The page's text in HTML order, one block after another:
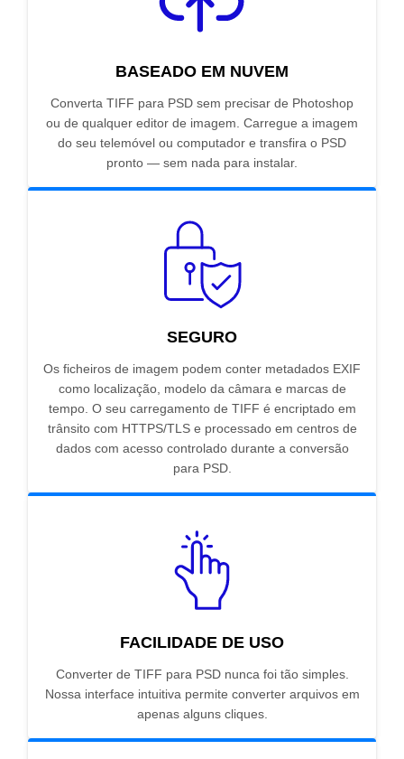
BASEADO EM NUVEM
Converta TIFF para PSD sem precisar de Photoshop
ou de qualquer editor de imagem. Carregue a imagem
do seu telemóvel ou computador e transfira o PSD
pronto — sem nada para instalar.
SEGURO
Os ficheiros de imagem podem conter metadados EXIF
como localização, modelo da câmara e marcas de
tempo. O seu carregamento de TIFF é encriptado em
trânsito com HTTPS/TLS e processado em centros de
dados com acesso controlado durante a conversão
para PSD.
FACILIDADE DE USO
Converter de TIFF para PSD nunca foi tão simples.
Nossa interface intuitiva permite converter arquivos em
apenas alguns cliques.